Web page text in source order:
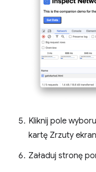
Kliknij pole wyboru
kartę Zrzuty
Załaduj stronę